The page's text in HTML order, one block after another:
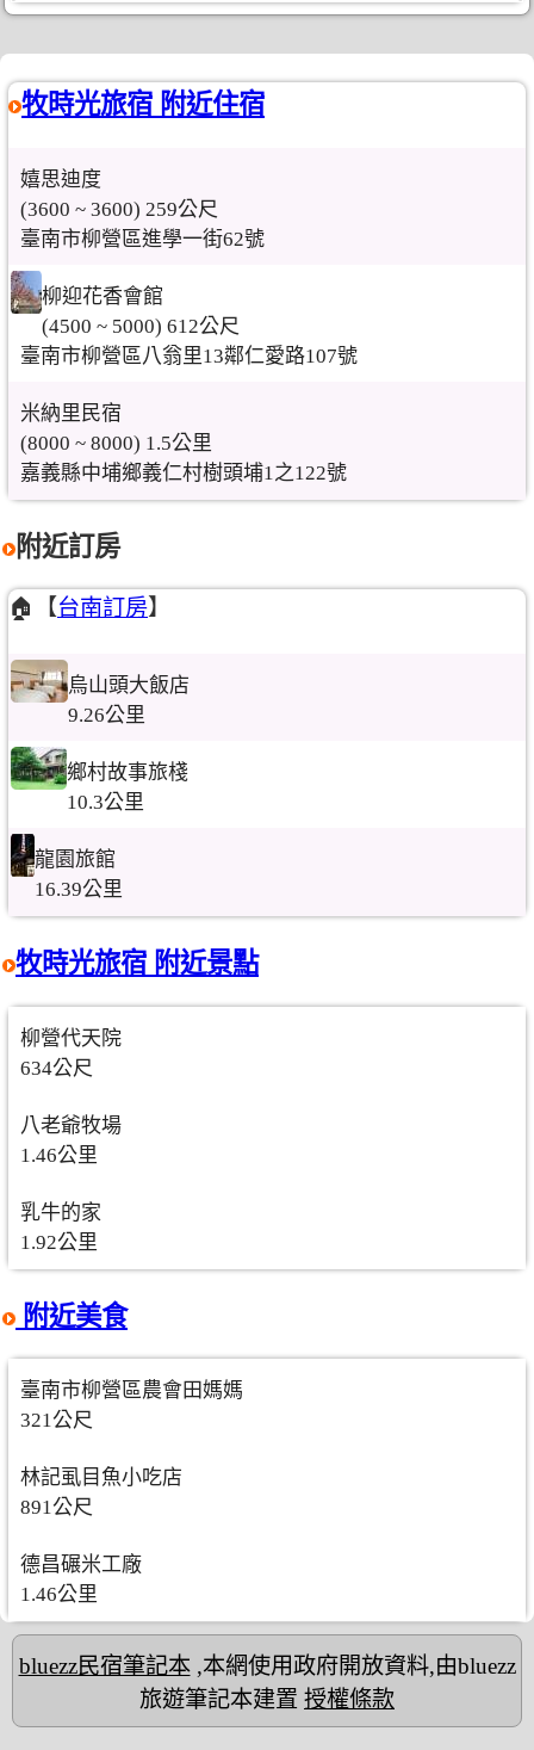
牧時光旅宿 附近住宿
嬉思迪度
(3600 ~ 3600) 259公尺
臺南市柳營區進學一街62號
柳迎花香會館
(4500 ~ 5000) 612公尺
臺南市柳營區八翁里13鄰仁愛路107號
米納里民宿
(8000 ~ 8000) 1.5公里
嘉義縣中埔鄉義仁村樹頭埔1之122號
附近訂房
🏠【台南訂房】
烏山頭大飯店
9.26公里
鄉村故事旅棧
10.3公里
龍園旅館
16.39公里
牧時光旅宿 附近景點
柳營代天院
634公尺
八老爺牧場
1.46公里
乳牛的家
1.92公里
附近美食
臺南市柳營區農會田媽媽
321公尺
林記虱目魚小吃店
891公尺
德昌碾米工廠
1.46公里
bluezz民宿筆記本,本網使用政府開放資料,由bluezz
旅遊筆記本建置 授權條款